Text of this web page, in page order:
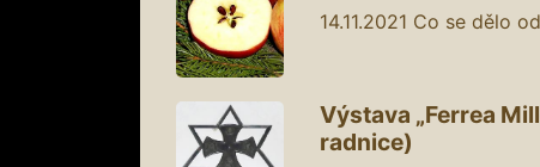
14.11.2021 Co se dělo
Výstava „Ferrea
radnice)